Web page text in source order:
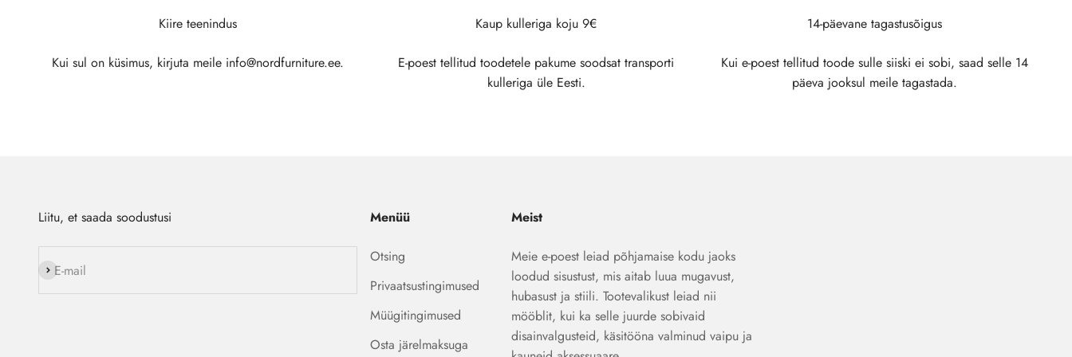
Kiire teenindus
Kui sul on küsimus, kirjuta meile info@nordfurniture.ee.
Kaup kulleriga koju 9€
E-poest tellitud toodetele pakume soodsat transporti
kulleriga üle Eesti.
14-päevane tagastusõigus
Kui e-poest tellitud toode sulle siiski ei sobi, saad selle 14
päeva jooksul meile tagastada.
Liitu, et saada soodustusi
E-mail
Liitu
Menüü
Otsing
Privaatsustingimused
Müügitingimused
Osta järelmaksuga
Meist
Meie e-poest leiad põhjamaise kodu jaoks
loodud sisustust, mis aitab luua mugavust,
hubasust ja stiili. Tootevalikust leiad nii
mööblit, kui ka selle juurde sobivaid
disainvalgusteid, käsitööna valminud vaipu ja